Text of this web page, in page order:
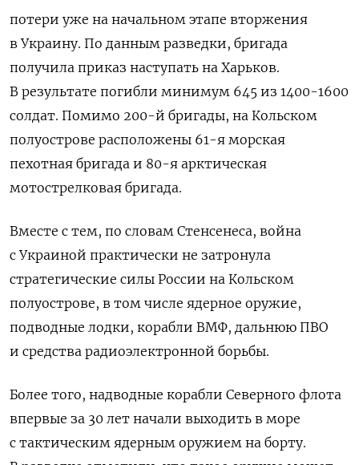
потери уже на начальном этапе вторжения
в Украину. По данным разведки, бригада
получила приказ наступать на Харьков.
В результате погибли минимум 645 из 1400-1600
солдат. Помимо 200-й бригады, на Кольском
полуострове расположены 61-я морская
пехотная бригада и 80-я арктическая
мотострелковая бригада.
Вместе с тем, по словам Стенсенеса, война
с Украиной практически не затронула
стратегические силы России на Кольском
полуострове, в том числе ядерное оружие,
подводные лодки, корабли ВМФ, дальнюю ПВО
и средства радиоэлектронной борьбы.
Более того, надводные корабли Северного флота
впервые за 30 лет начали выходить в море
с тактическим ядерным оружием на борту.